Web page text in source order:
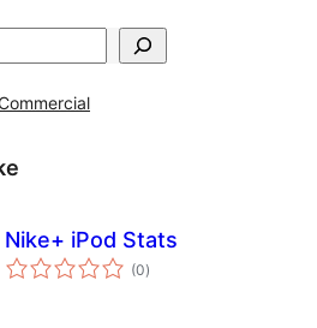
Nike+ iPod Stats
(0कुल
दर)